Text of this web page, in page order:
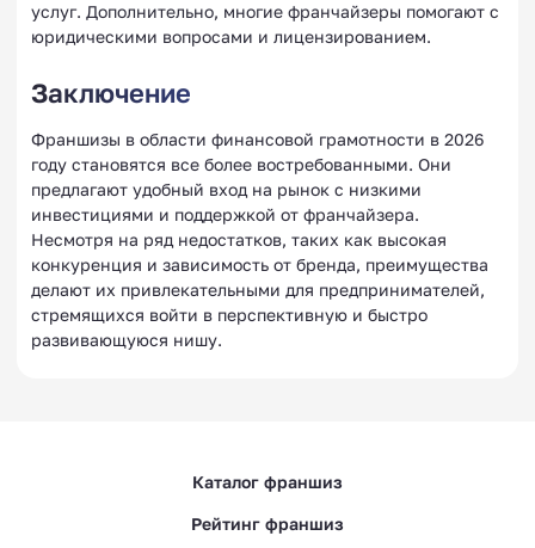
услуг. Дополнительно, многие франчайзеры помогают с
юридическими вопросами и лицензированием.
Заключение
Франшизы в области финансовой грамотности в 2026
году становятся все более востребованными. Они
предлагают удобный вход на рынок с низкими
инвестициями и поддержкой от франчайзера.
Несмотря на ряд недостатков, таких как высокая
конкуренция и зависимость от бренда, преимущества
делают их привлекательными для предпринимателей,
стремящихся войти в перспективную и быстро
развивающуюся нишу.
Каталог франшиз
Рейтинг франшиз